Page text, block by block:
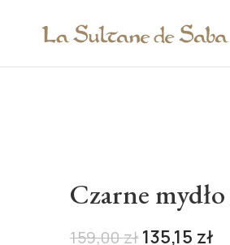
Czarne
159,00zł 135,15 zł